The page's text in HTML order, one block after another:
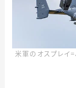
米軍のオスプレ